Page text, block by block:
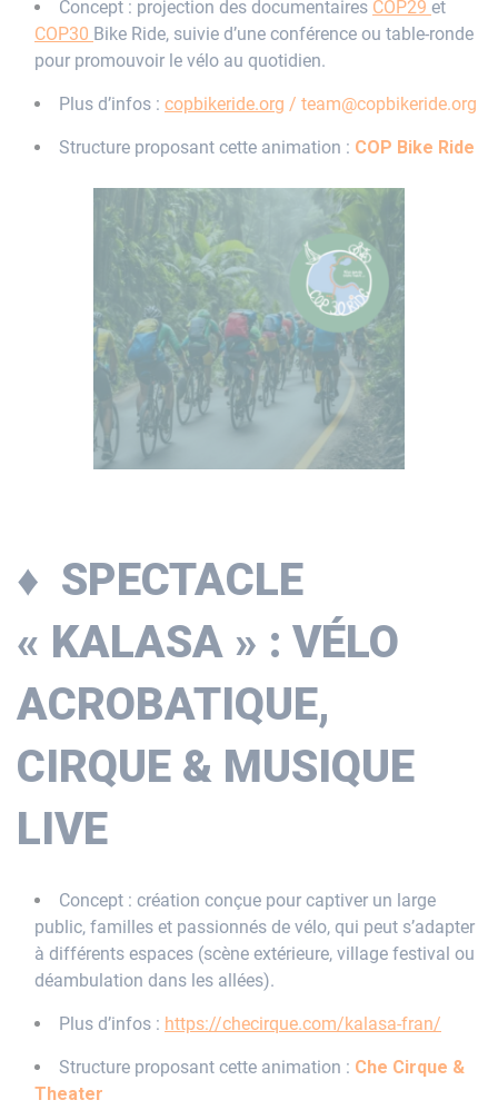
Concept : projection des documentaires COP29 et
COP30 Bike Ride, suivie d’une conférence ou table-ronde
pour promouvoir le vélo au quotidien.
Plus d’infos : copbikeride.org / team@copbikeride.org
Structure proposant cette animation : COP Bike Ride
♦ SPECTACLE
« KALASA » : VÉLO
ACROBATIQUE,
CIRQUE & MUSIQUE
LIVE
Concept : création conçue pour captiver un large
public, familles et passionnés de vélo, qui peut s’adapter
à différents espaces (scène extérieure, village festival ou
déambulation dans les allées).
Plus d’infos : https://checirque.com/kalasa-fran/
Structure proposant cette animation : Che Cirque &
Theater